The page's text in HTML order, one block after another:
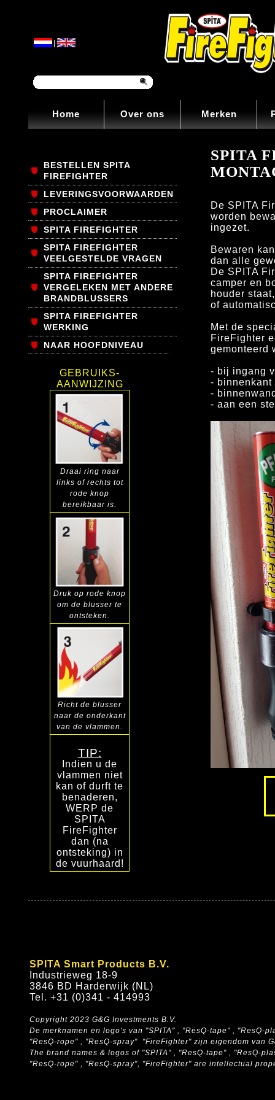
Home Over ons Merken
BESTELLEN SPITA
FIREFIGHTER
LEVERINGSVOORWAARDEN
PROCLAIMER
SPITA FIREFIGHTER
SPITA FIREFIGHTER
VEELGESTELDE VRAGEN
SPITA FIREFIGHTER
VERGELEKEN MET ANDERE
BRANDBLUSSERS
SPITA FIREFIGHTER
WERKING
NAAR HOOFDNIVEAU
GEBRUIKS-
AANWIJZING
Draai ring naar
links of rechts tot
rode knop
bereikbaar is.
Druk op rode knop
om de blusser te
ontsteken.
Richt de blusser
naar de onderkant
van de vlammen.
TIP:
Indien u de
vlammen niet
kan of durft te
benaderen,
WERP de
SPITA
FireFighter
dan (na
ontsteking) in
de vuurhaard!
SPITA
De SPITA
worden
ingezet.
Bewaren
dan alle
De SPITA
camper en
houder
of
Met de
FireFighter
gemonteerd
- bij ingang
- binnenkant
-
- aan een
SPITA Smart Products B.V.
Industrieweg 18-9
3846 BD Harderwijk (NL)
Tel. +31 (0)341 - 414993
Copyright 2023 G&G Investments B.V.
De merknamen en logo's van "SPITA" , "ResQ-tape" , "ResQ-
"ResQ-rope" , "ResQ-spray" "FireFighter" zijn eigendom van
The brand names & logos of "SPITA" , "ResQ-tape" , "ResQ-
"ResQ-rope" , "ResQ-spray", "FireFighter" are intellectual